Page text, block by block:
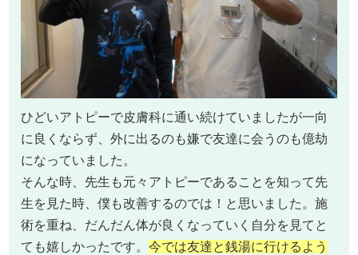
ひどいアトピーで皮膚科に通い続けていましたが一向
に良くならず、外に出るのも嫌で友達に会うのも億劫
になっていました。
そんな時、先生も元々アトピーであることを知って先
生を見た時、僕も改善するのでは！と思いました。施
術を重ね、だんだん体が良くなっていく自分を見てと
ても嬉しかったです。 今では友達と銭湯に行けるよう